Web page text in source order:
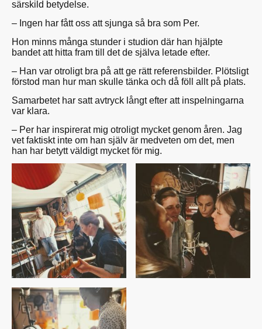
särskild betydelse.
– Ingen har fått oss att sjunga så bra som Per.
Hon minns många stunder i studion där han hjälpte
bandet att hitta fram till det de själva letade efter.
– Han var otroligt bra på att ge rätt referensbilder. Plötsligt
förstod man hur man skulle tänka och då föll allt på plats.
Samarbetet har satt avtryck långt efter att inspelningarna
var klara.
– Per har inspirerat mig otroligt mycket genom åren. Jag
vet faktiskt inte om han själv är medveten om det, men
han har betytt väldigt mycket för mig.